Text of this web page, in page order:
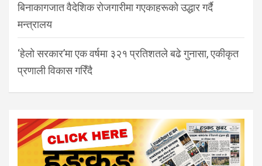
बिनाकागजात वैदेशिक रोजगारीमा गएकाहरूको उद्धार गर्दै
मन्त्रालय
‘हेलो सरकार’मा एक वर्षमा ३२१ प्रतिशतले बढे गुनासा, एकीकृत
प्रणाली विकास गरिँदै